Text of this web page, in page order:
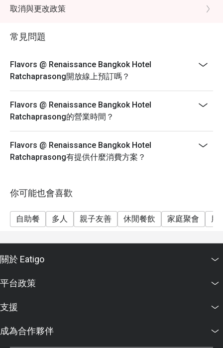
Buffet Lunch (Monday-Friday 12:00-02:30PM/ Close
A la carte menu (Monday-Friday 03:00-04:00PM)
International Dinner Buffet
-Thursday-Sunday 06:00-09:00 PM / Close Mon-
Kids below 5 free, 6-12 Yrs 50%
Menu Info:
- HAINANESE-STYLE CHICKEN RICE
- DIM SUM STATION
- DESSERT LIVE STATION
Birthday Special: Celebrate your birthday with us and
receive a complimentary birthday cake! To redeem this
Celebration" in your booking details.
取消與更改政策
常見問題
Flavors @ Renaissance Bangkok Hotel
Ratchaprasong開放線上預訂嗎？
Flavors @ Renaissance Bangkok Hotel
Ratchaprasong的營業時間？
Flavors @ Renaissance Bangkok Hotel
Ratchaprasong有提供什麼消費方案？
你可能也會喜歡
自助餐 多人 親子友善 休閒餐飲 家庭聚會 朋
關於 Eatigo
平台政策
支援
成為合作夥伴